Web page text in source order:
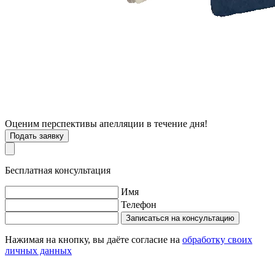
Оценим перспективы апелляции в течение дня!
Подать заявку
Бесплатная консультация
Имя
Телефон
Записаться на консультацию
Нажимая на кнопку, вы даёте согласие на обработку своих
личных данных